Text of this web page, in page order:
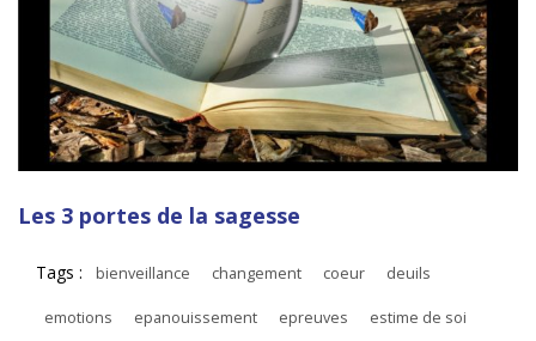
Les 3 portes de la sagesse
Tags : bienveillance changement coeur deuils
emotions epanouissement epreuves estime de soi